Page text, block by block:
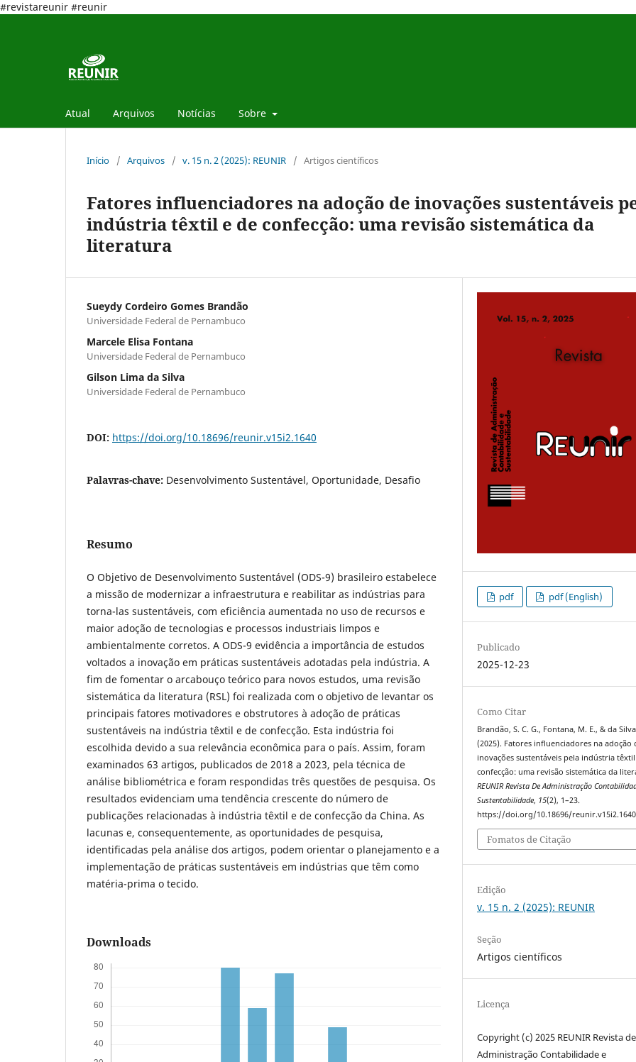
#revistareunir #reunir
Atual Arquivos Notícias Sobre
Início / Arquivos / v. 15 n. 2 (2025): REUNIR / Artigos científicos
Fatores influenciadores na adoção de inovações sustentáveis
indústria têxtil e de confecção: uma revisão sistemática da
literatura
Sueydy Cordeiro Gomes Brandão
Universidade Federal de Pernambuco
Marcele Elisa Fontana
Universidade Federal de Pernambuco
Gilson Lima da Silva
Universidade Federal de Pernambuco
DOI: https://doi.org/10.18696/reunir.v15i2.1640
Palavras-chave: Desenvolvimento Sustentável, Oportunidade, Desafio
Resumo
O Objetivo de Desenvolvimento Sustentável (ODS-9) brasileiro estabelece
a missão de modernizar a infraestrutura e reabilitar as indústrias para
torna-las sustentáveis, com eficiência aumentada no uso de recursos e
maior adoção de tecnologias e processos industriais limpos e
ambientalmente corretos. A ODS-9 evidência a importância de estudos
voltados a inovação em práticas sustentáveis adotadas pela indústria. A
fim de fomentar o arcabouço teórico para novos estudos, uma revisão
sistemática da literatura (RSL) foi realizada com o objetivo de levantar os
principais fatores motivadores e obstrutores à adoção de práticas
sustentáveis na indústria têxtil e de confecção. Esta indústria foi
escolhida devido a sua relevância econômica para o país. Assim, foram
examinados 63 artigos, publicados de 2018 a 2023, pela técnica de
análise bibliométrica e foram respondidas três questões de pesquisa. Os
resultados evidenciam uma tendência crescente do número de
publicações relacionadas à indústria têxtil e de confecção da China. As
lacunas e, consequentemente, as oportunidades de pesquisa,
identificadas pela análise dos artigos, podem orientar o planejamento e a
implementação de práticas sustentáveis em indústrias que têm como
matéria-prima o tecido.
Downloads
pdf pdf (English)
Publicado
2025-12-23
Como Citar
Brandão, S. C. G., Fontana, M. E., & da
(2025). Fatores influenciadores na adoção
inovações sustentáveis pela indústria
confecção: uma revisão sistemática da
REUNIR Revista De Administração
Sustentabilidade, 15(2), 1–23.
https://doi.org/10.18696/reunir.v15i2.1640
Fomatos de Citação
Edição
v. 15 n. 2 (2025): REUNIR
Seção
Artigos científicos
Licença
Copyright (c) 2025 REUNIR Revista de
Administração Contabilidade e